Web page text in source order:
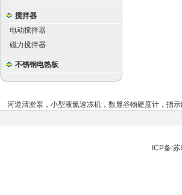
搅拌器
电动搅拌器
磁力搅拌器
不锈钢电热板
河道清淤泵 ， 小型液氮速冻机 ， 数显谷物硬度计 ， 指
ICP备:苏